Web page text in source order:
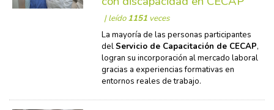
| leído1151veces
La mayoría de las personas participantes
delServicio de Capacitación de CECAP,
logran su incorporación al mercado laboral
gracias a experiencias formativas en
entornos reales de trabajo.